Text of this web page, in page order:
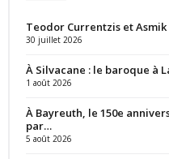
Teodor Currentzis et
30 juillet 2026
À Silvacane : le baroque à
1 août 2026
À Bayreuth, le 150e
par…
5 août 2026